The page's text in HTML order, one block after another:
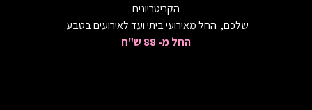
הקריטריונים
שלכם, החל מאירועי ביתי ועד לאירועים בטבע.
החל מ- 88 ש"ח